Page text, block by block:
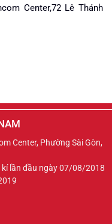
Center,72 Lê Thánh
Center, Phường Sài Gòn,
lần đầu ngày 07/08/2018